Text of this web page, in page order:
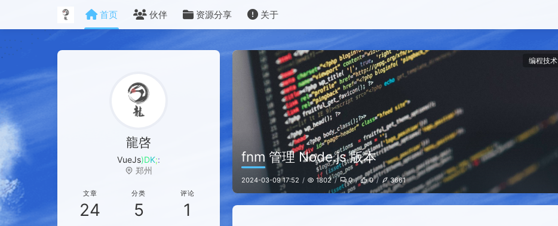
首页 伙伴 资源分享 关于
编程技术
fnm 管理 Node.js 版本
2024-03-09 17:52 1802 0 0 3661
龍啓
VueJs Develop
郑州
文章
24
分类
5
评论
1